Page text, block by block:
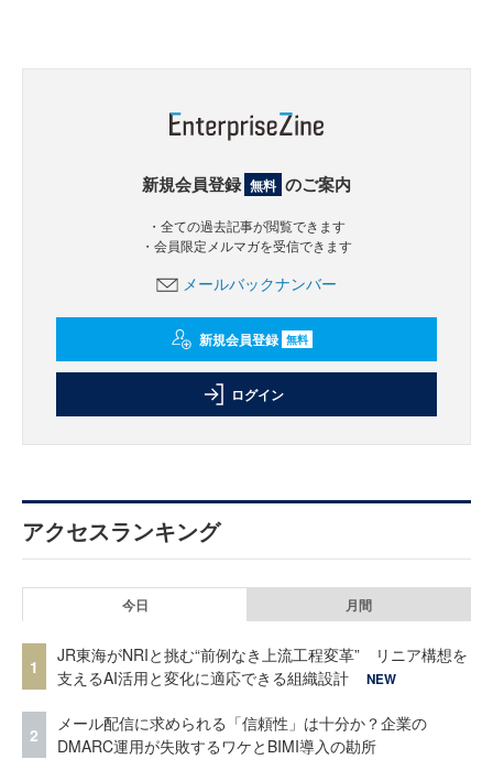
新規会員登録 無料 のご案内
・全ての過去記事が閲覧できます
・会員限定メルマガを受信できます
メールバックナンバー
新規会員登録 無料
ログイン
アクセスランキング
今日 月間
1
JR東海がNRIと挑む“前例なき上流工程変革” リニア構想を
支えるAI活用と変化に適応できる組織設計
NEW
2
メール配信に求められる「信頼性」は十分か？企業の
DMARC運用が失敗するワケとBIMI導入の勘所